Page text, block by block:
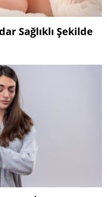
Sağlıklı Şekilde